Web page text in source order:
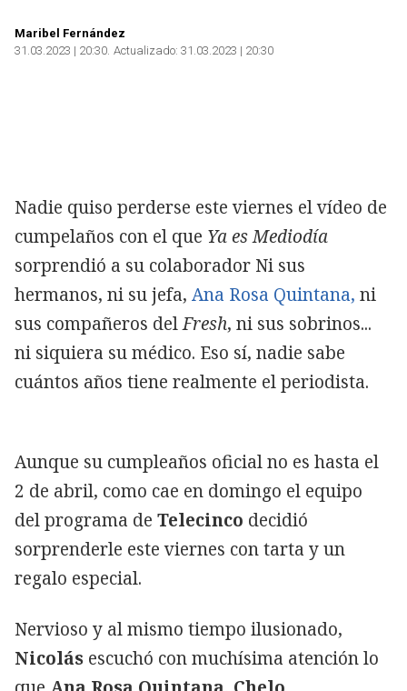
Maribel Fernández
31.03.2023 | 20:30 Actualizado: 31.03.2023 | 20:30
Nadie quiso perderse este viernes el vídeo de
cumpelaños con el que Ya es Mediodía
sorprendió a su colaborador Ni sus
hermanos, ni su jefa, Ana Rosa Quintana, ni
sus compañeros delFresh, ni sus sobrinos...
ni siquiera su médico. Eso sí, nadie sabe
cuántos años tiene realmente el periodista.
Aunque su cumpleaños oficial no es hasta el
2 de abril, como cae en domingo el equipo
del programa de Telecinco decidió
sorprenderle este viernes con tarta y un
regalo especial.
Nervioso y al mismo tiempo ilusionado,
Nicolás escuchó con muchísima atención lo